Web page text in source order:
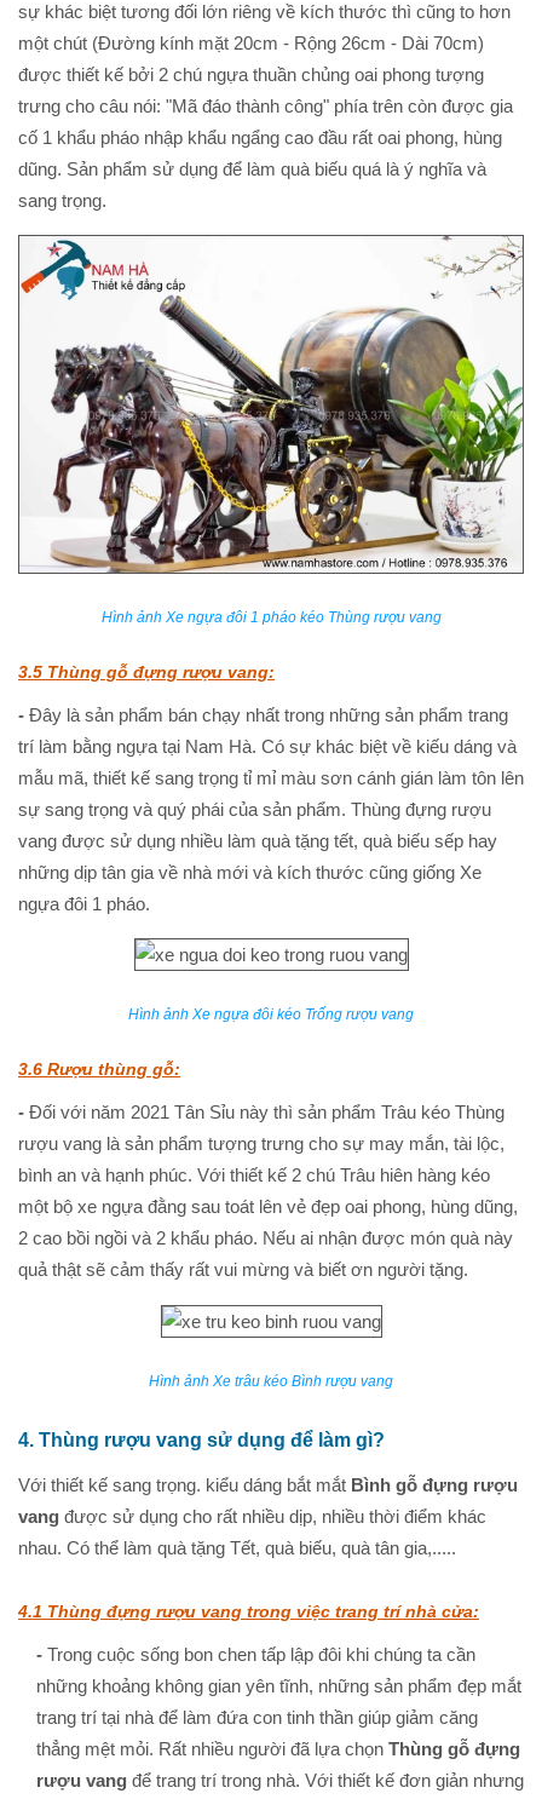
sự khác biệt tương đối lớn riêng về kích thước thì cũng to hơn
một chút (Đường kính mặt 20cm - Rộng 26cm - Dài 70cm)
được thiết kế bởi 2 chú ngựa thuần chủng oai phong tượng
trưng cho câu nói: "Mã đáo thành công" phía trên còn được gia
cố 1 khẩu pháo nhập khẩu ngẩng cao đầu rất oai phong, hùng
dũng. Sản phẩm sử dụng để làm quà biếu quá là ý nghĩa và
sang trọng.
Hình ảnh Xe ngựa đôi 1 pháo kéo Thùng rượu vang
3.5 Thùng gỗ đựng rượu vang:
- Đây là sản phẩm bán chạy nhất trong những sản phẩm trang
trí làm bằng ngựa tại Nam Hà. Có sự khác biệt về kiếu dáng và
mẫu mã, thiết kế sang trọng tỉ mỉ màu sơn cánh gián làm tôn lên
sự sang trọng và quý phái của sản phẩm. Thùng đựng rượu
vang được sử dụng nhiều làm quà tặng tết, quà biếu sếp hay
những dịp tân gia về nhà mới và kích thước cũng giống Xe
ngựa đôi 1 pháo.
Hình ảnh Xe ngựa đôi kéo Trống rượu vang
3.6 Rượu thùng gỗ:
- Đối với năm 2021 Tân Sỉu này thì sản phẩm Trâu kéo Thùng
rượu vang là sản phẩm tượng trưng cho sự may mắn, tài lộc,
bình an và hạnh phúc. Với thiết kế 2 chú Trâu hiên hàng kéo
một bộ xe ngựa đằng sau toát lên vẻ đẹp oai phong, hùng dũng,
2 cao bồi ngồi và 2 khẩu pháo. Nếu ai nhận được món quà này
quả thật sẽ cảm thấy rất vui mừng và biết ơn người tặng.
Hình ảnh Xe trâu kéo Bình rượu vang
4. Thùng rượu vang sử dụng để làm gì?
Với thiết kế sang trọng. kiểu dáng bắt mắt Bình gỗ đựng rượu
vang được sử dụng cho rất nhiều dịp, nhiều thời điểm khác
nhau. Có thể làm quà tặng Tết, quà biếu, quà tân gia,.....
4.1 Thùng đựng rượu vang trong việc trang trí nhà cửa:
- Trong cuộc sống bon chen tấp lập đôi khi chúng ta cần
những khoảng không gian yên tĩnh, những sản phẩm đẹp mắt
trang trí tại nhà để làm đứa con tinh thần giúp giảm căng
thẳng mệt mỏi. Rất nhiều người đã lựa chọn Thùng gỗ đựng
rượu vang để trang trí trong nhà. Với thiết kế đơn giản nhưng